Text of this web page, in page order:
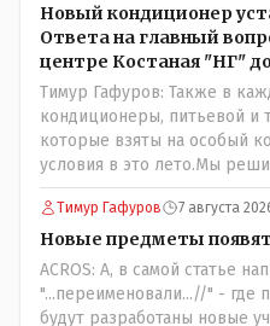
Новый кондиционер
Ответа на главный
центре Костаная "НГ"
Тимур Гафуров: Также в
кондиционеры, питьевой
которые взяты на особый
условия в это лето.Мы
Вы считаете иначе?Ну тут
комментарий прозвучал на
трагедии, то есть 29 июля,
воду, и новые
температурный режим на
часть - информация до
Тимур Гафуров 7 августа
Новые предметы
ACROS: А, в самой статье
"...переименовали...//" - где
будут разработаны новые